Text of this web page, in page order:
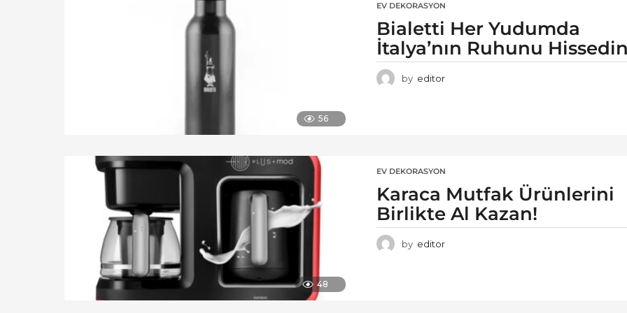
56
EV DEKORASYON
Bialetti Her Yudumda
İtalya’nın Ruhunu
by editor
48
EV DEKORASYON
Karaca Mutfak Ürünlerini
Birlikte Al Kazan!
by editor